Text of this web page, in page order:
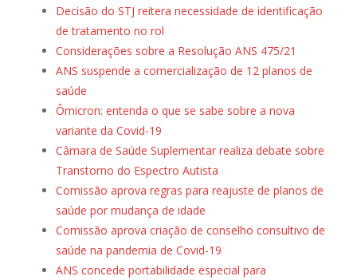
Decisão do STJ reitera necessidade de identificação
de tratamento no rol
Considerações sobre a Resolução ANS 475/21
ANS suspende a comercialização de 12 planos de
saúde
Ômicron: entenda o que se sabe sobre a nova
variante da Covid-19
Câmara de Saúde Suplementar realiza debate sobre
Transtorno do Espectro Autista
Comissão aprova regras para reajuste de planos de
saúde por mudança de idade
Comissão aprova criação de conselho consultivo de
saúde na pandemia de Covid-19
ANS concede portabilidade especial para